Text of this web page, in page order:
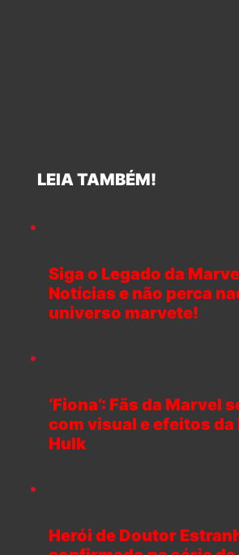
LEIA TAMBÉM!
Siga o Legado da
Notícias e não perca
universo marvete!
‘Fiona’: Fãs da Marvel
com visual e efeitos
Hulk
Herói de Doutor